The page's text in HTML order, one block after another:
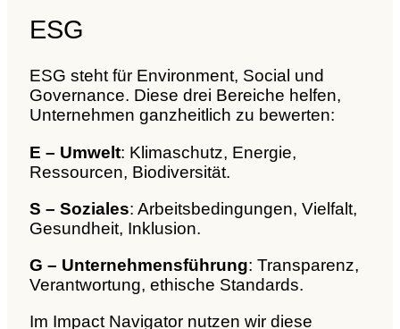
ESG
ESG steht für Environment, Social und
Governance. Diese drei Bereiche helfen,
Unternehmen ganzheitlich zu bewerten:
E – Umwelt: Klimaschutz, Energie,
Ressourcen, Biodiversität.
S – Soziales: Arbeitsbedingungen, Vielfalt,
Gesundheit, Inklusion.
G – Unternehmensführung: Transparenz,
Verantwortung, ethische Standards.
Im Impact Navigator nutzen wir diese